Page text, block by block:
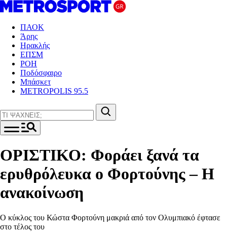
ΠΑΟΚ
Άρης
Ηρακλής
ΕΠΣΜ
ΡΟΗ
Ποδόσφαιρο
Μπάσκετ
METROPOLIS 95.5
ΟΡΙΣΤΙΚΟ: Φοράει ξανά τα
ερυθρόλευκα ο Φορτούνης – Η
ανακοίνωση
Ο κύκλος του Κώστα Φορτούνη μακριά από τον Ολυμπιακό έφτασε
στο τέλος του